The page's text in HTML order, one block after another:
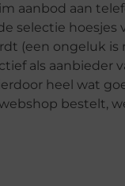
aanbod aan
selectie hoesjes
(een ongeluk
als aanbieder
heel wat
bestelt,